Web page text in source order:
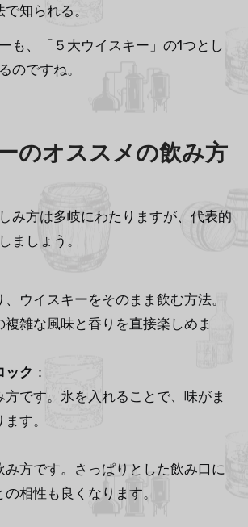
知られる。
も、「５大ウイスキー」の1つとし
のですね。
のオススメの飲み方
み方は多岐にわたりますが、代表的
ましょう。
ウイスキーをそのまま飲む方法。
複雑な風味と香りを直接楽しめま
ック ：
方です。氷を入れることで、味がま
す。
み方です。さっぱりとした飲み口に
相性も良くなります。